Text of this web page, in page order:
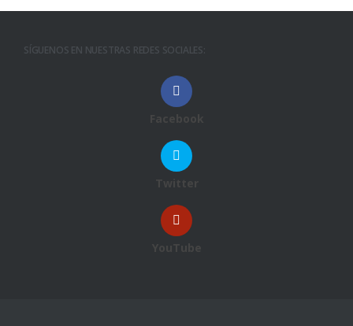
SÍGUENOS EN NUESTRAS REDES SOCIALES:
Facebook
Twitter
YouTube